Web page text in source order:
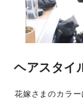
ヘアスタイ
花嫁さまのカラ